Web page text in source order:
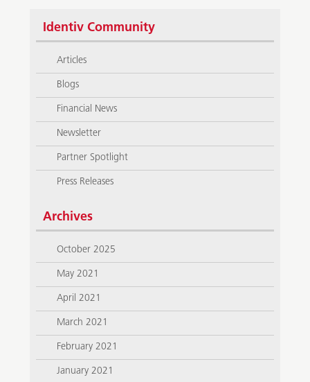
Identiv Community
Articles
Blogs
Financial News
Newsletter
Partner Spotlight
Press Releases
Archives
October 2025
May 2021
April 2021
March 2021
February 2021
January 2021